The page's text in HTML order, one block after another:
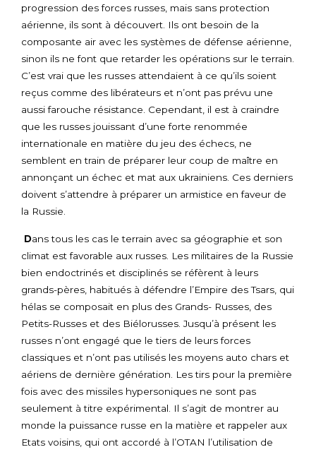
progression des forces russes, mais sans protection
aérienne, ils sont à découvert. Ils ont besoin de la
composante air avec les systèmes de défense aérienne,
sinon ils ne font que retarder les opérations sur le terrain.
C’est vrai que les russes attendaient à ce qu’ils soient
reçus comme des libérateurs et n’ont pas prévu une
aussi farouche résistance. Cependant, il est à craindre
que les russes jouissant d’une forte renommée
internationale en matière du jeu des échecs, ne
semblent en train de préparer leur coup de maître en
annonçant un échec et mat aux ukrainiens. Ces derniers
doivent s’attendre à préparer un armistice en faveur de
la Russie.
Dans tous les cas le terrain avec sa géographie et son
climat est favorable aux russes. Les militaires de la Russie
bien endoctrinés et disciplinés se réfèrent à leurs
grands-pères, habitués à défendre l’Empire des Tsars, qui
hélas se composait en plus des Grands- Russes, des
Petits-Russes et des Biélorusses. Jusqu’à présent les
russes n’ont engagé que le tiers de leurs forces
classiques et n’ont pas utilisés les moyens auto chars et
aériens de dernière génération. Les tirs pour la première
fois avec des missiles hypersoniques ne sont pas
seulement à titre expérimental. Il s’agit de montrer au
monde la puissance russe en la matière et rappeler aux
Etats voisins, qui ont accordé à l’OTAN l’utilisation de